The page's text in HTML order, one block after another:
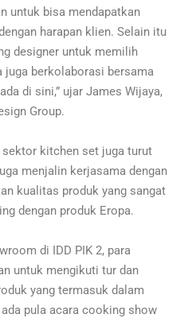
untuk bisa mendapatkan
harapan klien. Selain itu
designer untuk memilih
berkolaborasi bersama
di sini,” ujar James Wijaya,
Group.
kitchen set juga turut
menjalin kerjasama dengan
kualitas produk yang sangat
dengan produk Eropa.
di IDD PIK 2, para
untuk mengikuti tur dan
yang termasuk dalam
pula acara cooking show